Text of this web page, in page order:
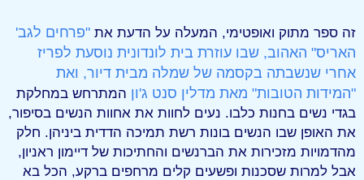
זה ספר מתוק ואופטימי, המעלה על הדעת את "פרחים לגב'
האריס" האהוב, שבו עוזרת בית לונדונית נוסעת לפריז
אחרי שנשבתה בקסמה של שמלה מבית דיור, ואת
"המידות הטובות" מאת מדלין סנט ג'ון המתרחש במחלקת
בגדי נשים בחנות כלבו. נעים לחוות את אחוות הנשים בסיפור,
את האופן שבו הנשים בונות רשת תמיכה הדדית ביניהן. חלק
מהדמויות מזכירות את הברנשים והחתיכות של דיימון ראניון,
אבל למרות שסכנות ופשעים קלים מרחפים ברקע, הכל בא